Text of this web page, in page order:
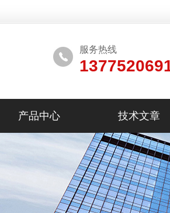
服务热线
产品中心 技术文章